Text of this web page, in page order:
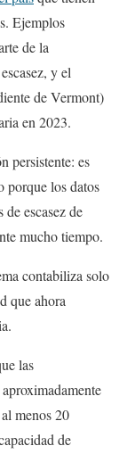
Ejemplos
de la
y el
de Vermont)
en 2023.
persistente: es
porque los datos
escasez de
mucho tiempo.
contabiliza solo
que ahora
las
menos 20
de